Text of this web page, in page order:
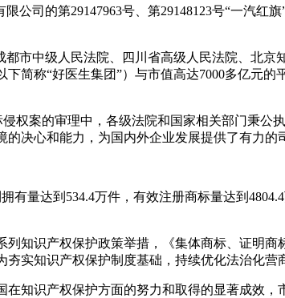
公司的第29147963号、第29148123号“一汽红
市中级人民法院、四川省高级人民法院、北
简称“好医生集团”）与市值高达7000多亿元
权案的审理中，各级法院和国家相关部门秉
决心和能力，为国内外企业发展提供了有力的
有量达到534.4万件，有效注册商标量达到
知识产权保护政策举措，《集体商标、证明
实知识产权保护制度基础，持续优化法治化营
知识产权保护方面的努力和取得的显著成效